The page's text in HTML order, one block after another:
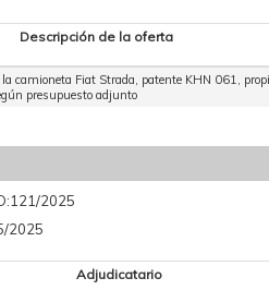
Descripción de la oferta
camioneta Fiat Strada, patente KHN 061,
presupuesto adjunto
2025
2025
Adjudicatario